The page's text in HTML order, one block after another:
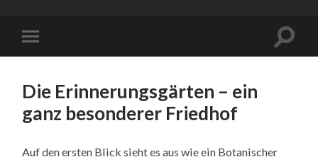
Die Erinnerungsgärten – ein
ganz besonderer Friedhof
Auf den ersten Blick sieht es aus wie ein Botanischer